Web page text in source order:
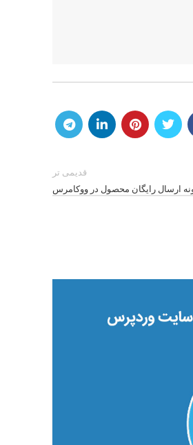
قدیمی تر
ارسال رایگان محصول در ووکامرس